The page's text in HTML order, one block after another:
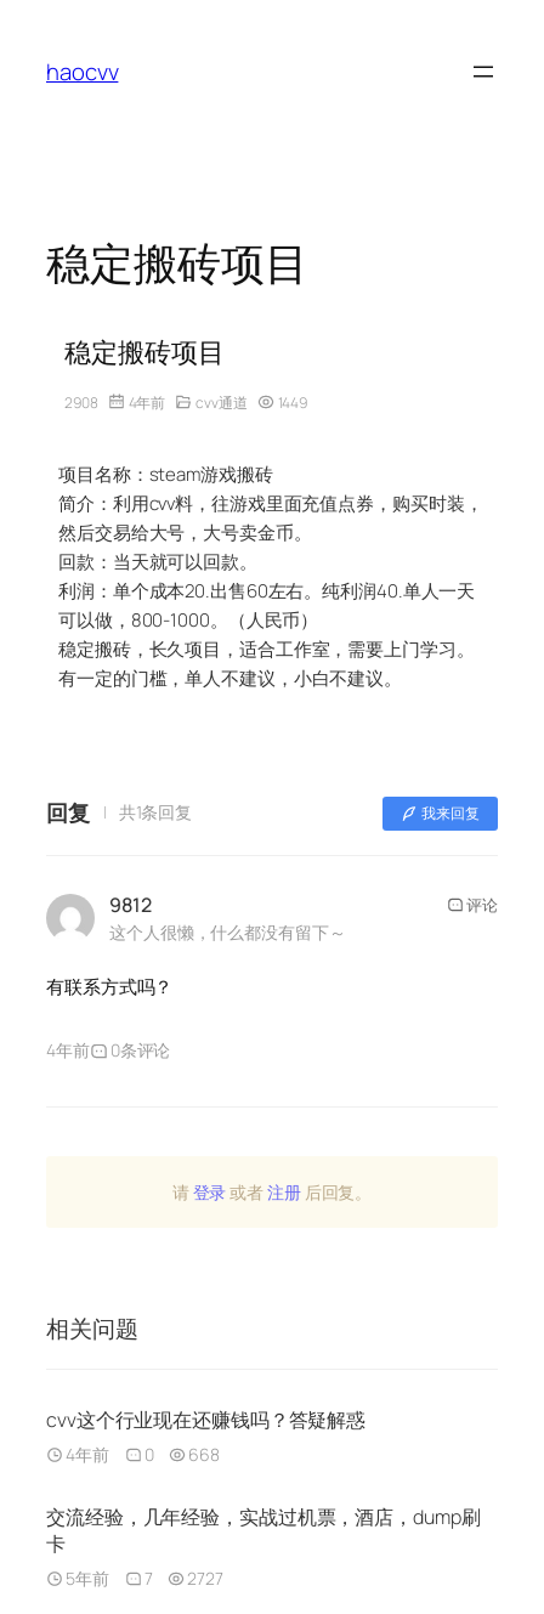
haocvv
稳定搬砖项目
稳定搬砖项目
2908 4年前 cvv通道 1449
项目名称：steam游戏搬砖
简介：利用cvv料，往游戏里面充值点券，购买时装，
然后交易给大号，大号卖金币。
回款：当天就可以回款。
利润：单个成本20.出售60左右。纯利润40.单人一天
可以做，800-1000。（人民币）
稳定搬砖，长久项目，适合工作室，需要上门学习。
有一定的门槛，单人不建议，小白不建议。
回复 共1条回复 我来回复
9812
这个人很懒，什么都没有留下～
评论
有联系方式吗？
4年前 0条评论
请登录或者注册后回复。
相关问题
cvv这个行业现在还赚钱吗？答疑解惑
4年前 0 668
交流经验，几年经验，实战过机票，酒店，dump刷
卡
5年前 7 2727